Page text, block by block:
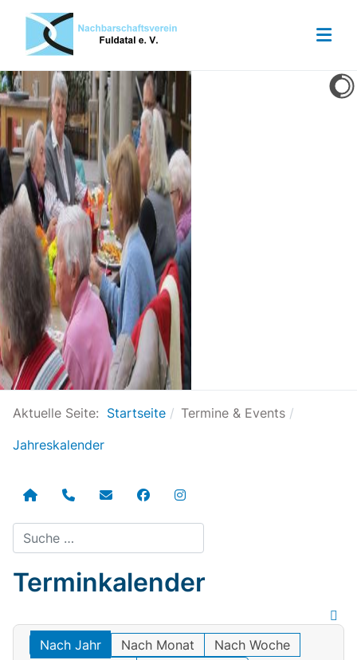
Aktuelle Seite: Startseite
Termine & Events
Jahreskalender
Suchen
Terminkalender
Nach Jahr Nach Monat
Nach Woche